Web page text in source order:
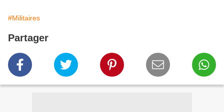
#Militaires
Partager